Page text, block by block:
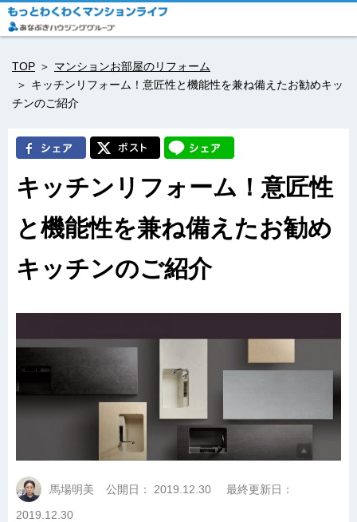
TOP
マンションお部屋のリフォーム
キッチンリフォーム！意匠性と機能性を兼ね備えたお勧めキッ
チンのご紹介
キッチンリフォーム！意匠性
と機能性を兼ね備えたお勧め
キッチンのご紹介
馬場明美 公開日： 2019.12.30
最終更新日：
2019.12.30